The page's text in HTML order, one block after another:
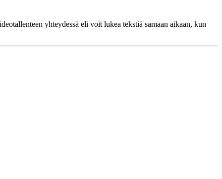
yhteydessä eli voit lukea tekstiä samaan aikaan, kun